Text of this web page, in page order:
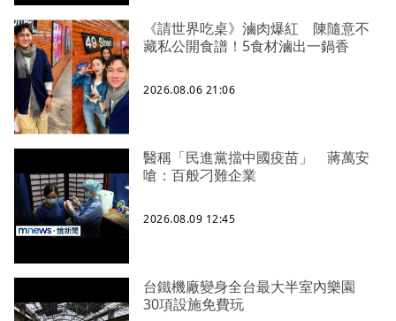
《請世界吃桌》滷肉爆紅 陳隨意不
藏私公開食譜！5食材滷出一鍋香
2026.08.06 21:06
醫稱「民進黨擋中國疫苗」 蔣萬安
嗆：百般刁難企業
2026.08.09 12:45
台鐵機廠變身全台最大半室內樂園
30項設施免費玩